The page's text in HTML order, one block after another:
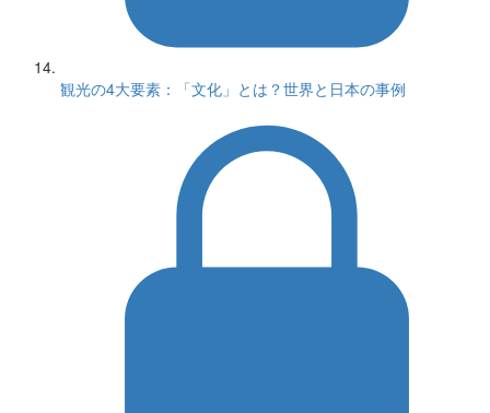
観光の4大要素：「文化」とは？世界と日本の事例